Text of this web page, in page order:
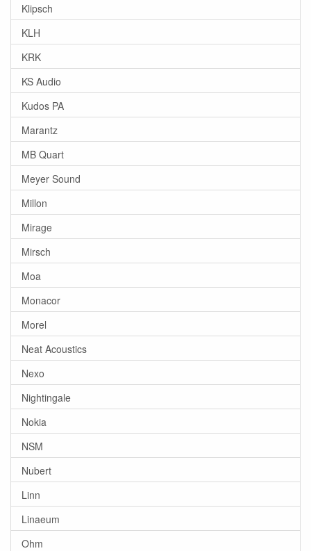
Klipsch
KLH
KRK
KS Audio
Kudos PA
Marantz
MB Quart
Meyer Sound
Millon
Mirage
Mirsch
Moa
Monacor
Morel
Neat Acoustics
Nexo
Nightingale
Nokia
NSM
Nubert
Linn
Linaeum
Ohm